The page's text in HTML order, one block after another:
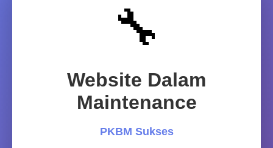
🔧
Website Dalam
Maintenance
PKBM Sukses